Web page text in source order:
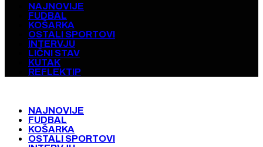
NAJNOVIJE
FUDBAL
KOŠARKA
OSTALI SPORTOVI
INTERVJU
LIČNI STAV
KUTAK
REFLEKTIP
NAJNOVIJE
FUDBAL
KOŠARKA
OSTALI SPORTOVI